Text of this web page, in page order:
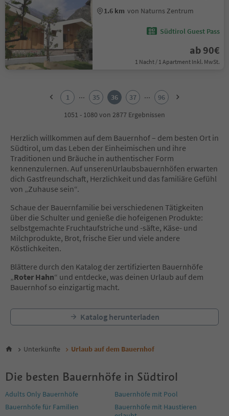
1.6 km von Naturns Zentrum
Südtirol Guest Pass
ab 90€
1 Nacht / 1 Apartment Inkl. MwSt.
10
11
12
13
14
15
16
17
19
20
21
23
25
27
30
31
32
33
1 ... 35 36 37 ...
96
1051 - 1080 von 2877 Ergebnissen
Herzlich willkommen auf dem Bauernhof – dem besten Ort in
Südtirol, um das Leben der Einheimischen und ihre
Traditionen und Bräuche in authentischer Form
kennenzulernen. Auf unserenUrlaubsbauernhöfen erwarten
dich Gastfreundschaft, Herzlichkeit und das familiäre Gefühl
von „Zuhause sein“.
Schaue der Bauernfamilie bei verschiedenen Tätigkeiten
über die Schulter und genieße die hofeigenen Produkte:
selbstgemachte Fruchtaufstriche und -säfte, Käse- und
Milchprodukte, Brot, frische Eier und viele andere
Köstlichkeiten.
Blättere durch den Katalog der zertifizierten Bauernhöfe
„Roter Hahn“ und entdecke, was deinen Urlaub auf dem
Bauernhof so einzigartig macht.
Katalog herunterladen
Unterkünfte Urlaub auf dem Bauernhof
Die besten Bauernhöfe in Südtirol
Adults Only Bauernhöfe
Bauernhöfe mit Pool
Bauernhöfe für Familien
Bauernhöfe mit Haustieren